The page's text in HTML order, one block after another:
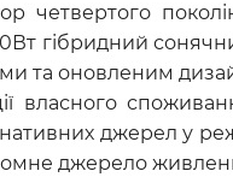
четвертого
гібридний
та оновленим
власного
джерел у
джерело